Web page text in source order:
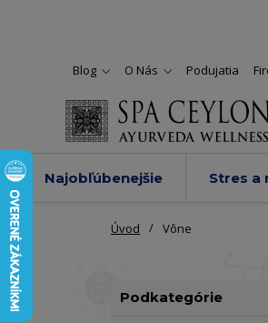
Blog O Nás Podujatia
Najobľúbenejšie Stres a
Úvod Vône
Podkategórie